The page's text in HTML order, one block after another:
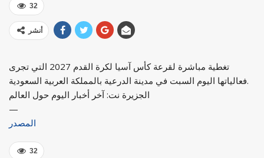
32
أنشر
تغطية مباشرة لقرعة كأس آسيا لكرة القدم 2027 التي تجرى
فعالياتها اليوم السبت في مدينة الدرعية بالمملكة العربية السعودية.
الجزيرة نت: آخر أخبار اليوم حول العالم
—
المصدر
32